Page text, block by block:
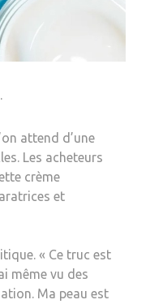
attend d’une
Les acheteurs
crème
et
« Ce truc est
même vu des
Ma peau est